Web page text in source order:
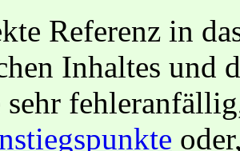
Referenz in
Inhaltes und
sehr